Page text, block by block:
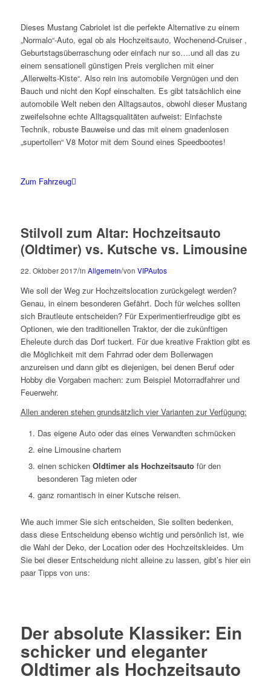
Dieses Mustang Cabriolet ist die perfekte Alternative zu einem
„Normalo“-Auto, egal ob als Hochzeitsauto, Wochenend-Cruiser ,
Geburtstagsüberraschung oder einfach nur so….und all das zu
einem sensationell günstigen Preis verglichen mit einer
„Allerwelts-Kiste“. Also rein ins automobile Vergnügen und den
Bauch und nicht den Kopf einschalten. Es gibt tatsächlich eine
automobile Welt neben den Alltagsautos, obwohl dieser Mustang
zweifelsohne echte Alltagsqualitäten aufweist: Einfachste
Technik, robuste Bauweise und das mit einem gnadenlosen
„supertollen“ V8 Motor mit dem Sound eines Speedbootes!
Zum Fahrzeug
Stilvoll zum Altar: Hochzeitsauto
(Oldtimer) vs. Kutsche vs. Limousine
22. Oktober 2017/in Allgemein/von VIPAutos
Wie soll der Weg zur Hochzeitslocation zurückgelegt werden?
Genau, in einem besonderen Gefährt. Doch für welches sollten
sich Brautleute entscheiden? Für Experimentierfreudige gibt es
Optionen, wie den traditionellen Traktor, der die zukünftigen
Eheleute durch das Dorf tuckert. Für due kreative Fraktion gibt es
die Möglichkeit mit dem Fahrrad oder dem Bollerwagen
anzureisen und dann gibt es diejenigen, bei denen Beruf oder
Hobby die Vorgaben machen: zum Beispiel Motorradfahrer und
Feuerwehr.
Allen anderen stehen grundsätzlich vier Varianten zur Verfügung:
Das eigene Auto oder das eines Verwandten schmücken
eine Limousine chartern
einen schicken Oldtimer als Hochzeitsautofür den
besonderen Tag mieten oder
ganz romantisch in einer Kutsche reisen.
Wie auch immer Sie sich entscheiden, Sie sollten bedenken,
dass diese Entscheidung ebenso wichtig und persönlich ist, wie
die Wahl der Deko, der Location oder des Hochzeitskleides. Um
Sie bei dieser Entscheidung nicht alleine zu lassen, gibt’s hier ein
paar Tipps von uns:
Der absolute Klassiker: Ein
schicker und eleganter
Oldtimer als Hochzeitsauto